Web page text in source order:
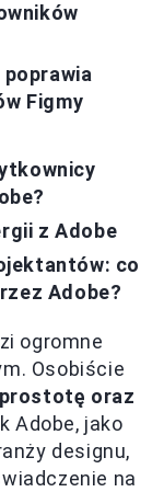
Figmy
z Adobe
co
Adobe?
ogromne
Osobiście
prostotę oraz
Adobe, jako
designu,
na